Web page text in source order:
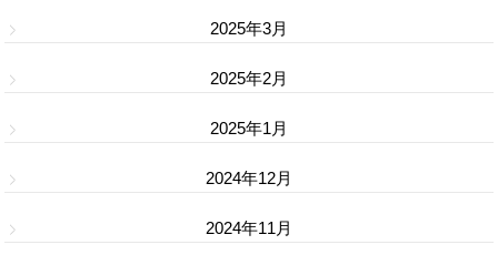
2025年3月
2025年2月
2025年1月
2024年12月
2024年11月